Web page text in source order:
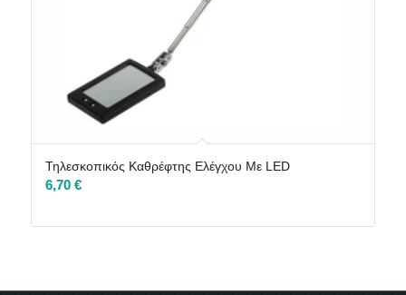
Τηλεσκοπικός Καθρέφτης Ελέγχου Με LED
6,70 €